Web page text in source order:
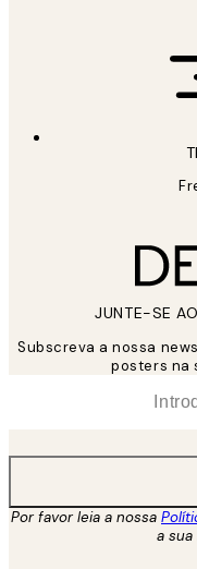
JUNTE-SE
Subscreva a nossa
posters na
Por favor leia a nossa
a